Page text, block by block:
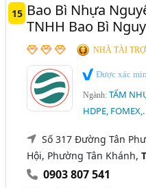
15 Bao Bì Nhựa
TNHH Bao Bì
NHÀ TÀI TRỢ
Được xác
Ngành:TẤM
HDPE, FOMEX,.
Số 317 Đường Tân
Hội, Phường Tân Khánh,
0903 807 541